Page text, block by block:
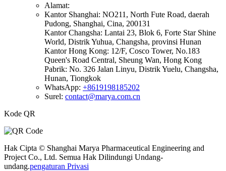
Alamat:
Kantor Shanghai: NO211, North Fute Road, daerah
Pudong, Shanghai, Cina, 200131
Kantor Changsha: Lantai 23, Blok 6, Forte Star Shine
World, Distrik Yuhua, Changsha, provinsi Hunan
Kantor Hong Kong: 12/F, Cosco Tower, No.183
Queen's Road Central, Sheung Wan, Hong Kong
Pabrik: No. 326 Jalan Linyu, Distrik Yuelu, Changsha,
Hunan, Tiongkok
WhatsApp: +8619198185202
Surel: contact@marya.com.cn
Kode QR
Hak Cipta © Shanghai Marya Pharmaceutical Engineering and
Project Co., Ltd. Semua Hak Dilindungi Undang-
undang.pengaturan Privasi